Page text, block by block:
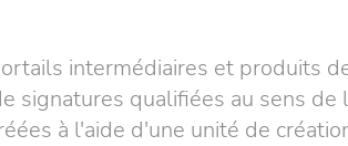
intermédiaires et produits
signatures qualifiées au sens
à l'aide d'une unité de